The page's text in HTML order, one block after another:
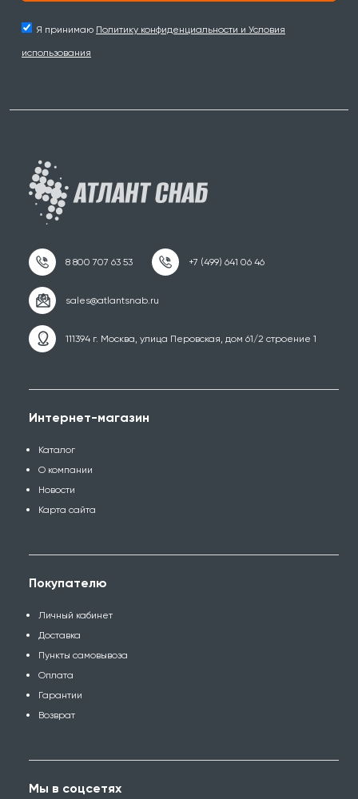
Я принимаю Политику конфиденциальности и Условия
использования
111394 г. Москва, улица Перовская, дом 61/2 строение 1
Интернет-магазин
Каталог
О компании
Новости
Карта сайта
Покупателю
Личный кабинет
Доставка
Пункты самовывоза
Оплата
Гарантии
Возврат
Мы в соцсетях